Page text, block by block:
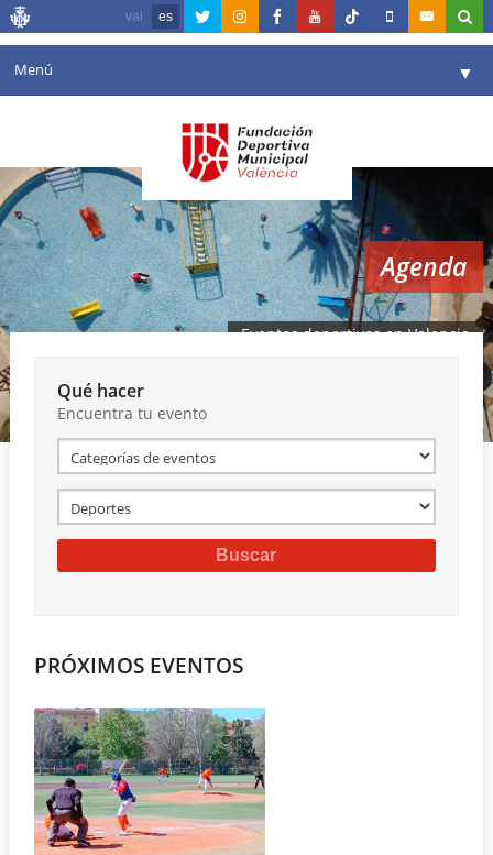
val es
Menú ▼
Agenda
Instalaciones
Comunicación ▼
Valencia en deporte ▼
Reservas
Agenda
Eventos deportivos en Valencia
Qué hacer
Encuentra tu evento
PRÓXIMOS EVENTOS